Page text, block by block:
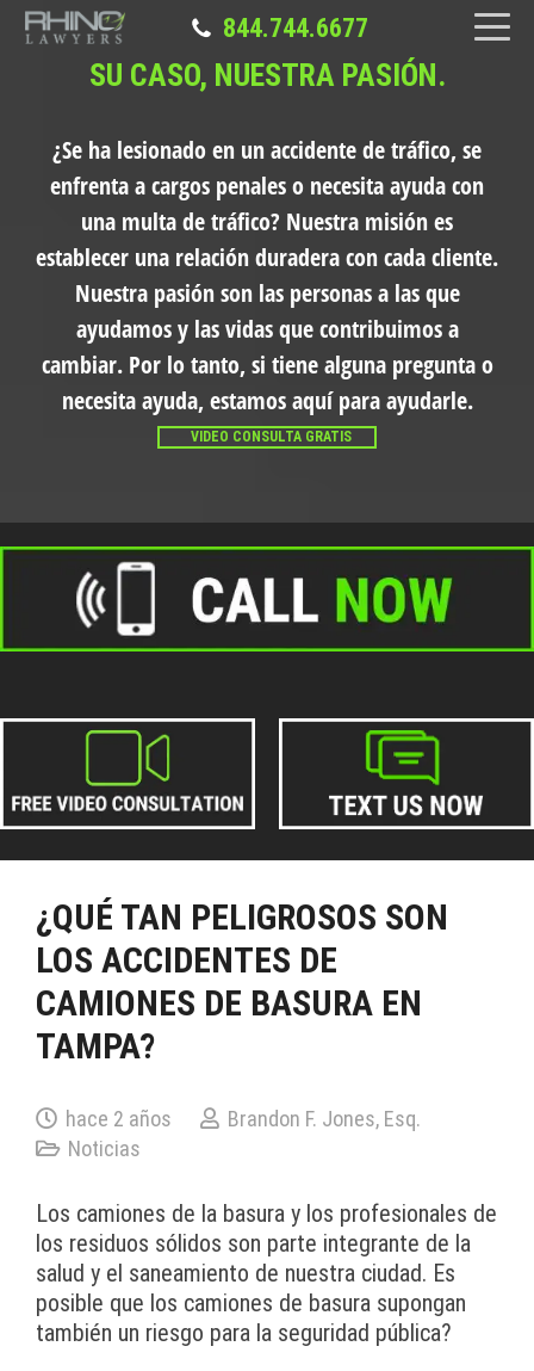
844.744.6677
SU CASO, NUESTRA PASIÓN.
¿Se ha lesionado en un accidente de tráfico, se
enfrenta a cargos penales o necesita ayuda con
una multa de tráfico? Nuestra misión es
establecer una relación duradera con cada cliente.
Nuestra pasión son las personas a las que
ayudamos y las vidas que contribuimos a
cambiar. Por lo tanto, si tiene alguna pregunta o
necesita ayuda, estamos aquí para ayudarle.
VIDEO CONSULTA GRATIS
¿QUÉ TAN PELIGROSOS SON
LOS ACCIDENTES DE
CAMIONES DE BASURA EN
TAMPA?
hace 2 años
Brandon F. Jones, Esq.
Noticias
Los camiones de la basura y los profesionales de
los residuos sólidos son parte integrante de la
salud y el saneamiento de nuestra ciudad. Es
posible que los camiones de basura supongan
también un riesgo para la seguridad pública?